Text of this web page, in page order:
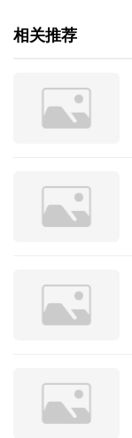
相关推荐